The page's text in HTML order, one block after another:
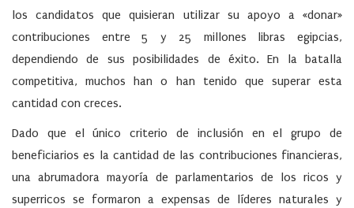
los candidatos que quisieran utilizar su apoyo a «donar»
contribuciones entre 5 y 25 millones libras egipcias,
dependiendo de sus posibilidades de éxito. En la batalla
competitiva, muchos han o han tenido que superar esta
cantidad con creces.
Dado que el único criterio de inclusión en el grupo de
beneficiarios es la cantidad de las contribuciones financieras,
una abrumadora mayoría de parlamentarios de los ricos y
superricos se formaron a expensas de líderes naturales y